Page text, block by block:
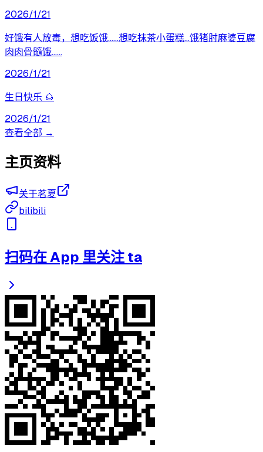
2026/1/21
好饿有人放毒，想吃饭饿……想吃抹茶小蛋糕…饿猪肘麻婆豆腐
肉肉骨髓饿……
2026/1/21
生日快乐 🌰
2026/1/21
查看全部 →
主页资料
关于茗夏
bilibili
扫码在 App 里关注 ta